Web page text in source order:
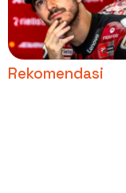
Rekomendasi